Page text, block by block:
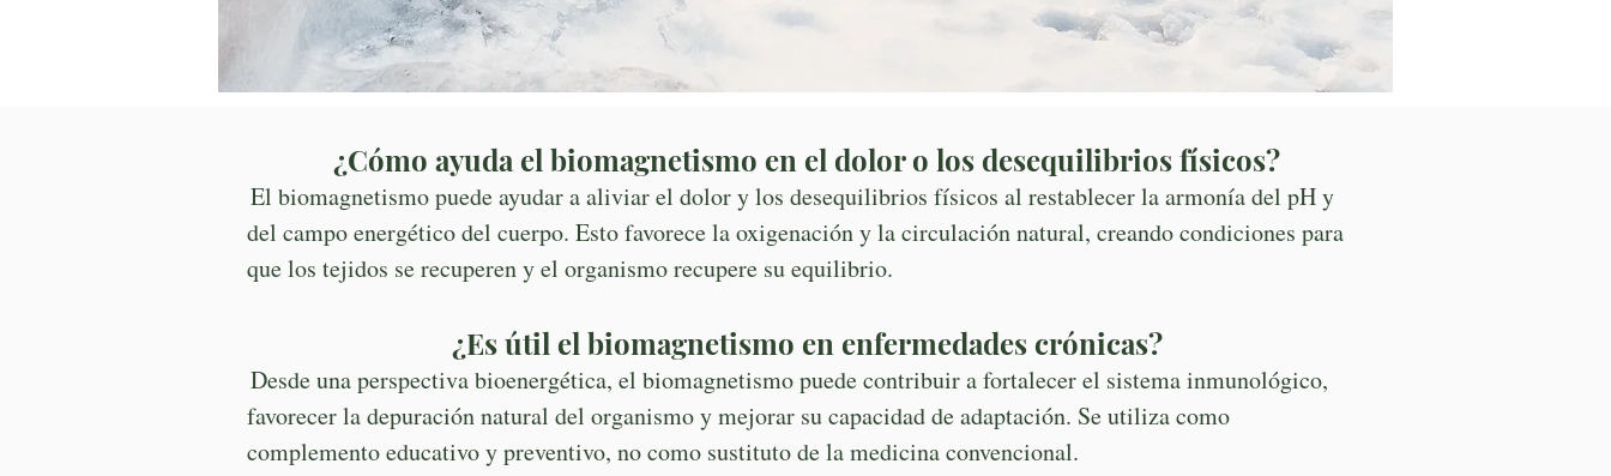
¿Cómo ayuda el biomagnetismo en el dolor o los desequilibrios físicos?
El biomagnetismo puede ayudar a aliviar el dolor y los desequilibrios físicos al restablecer la armonía del pH y
del campo energético del cuerpo. Esto favorece la oxigenación y la circulación natural, creando condiciones para
que los tejidos se recuperen y el organismo recupere su equilibrio.
¿Es útil el biomagnetismo en enfermedades crónicas?
Desde una perspectiva bioenergética, el biomagnetismo puede contribuir a fortalecer el sistema inmunológico,
favorecer la depuración natural del organismo y mejorar su capacidad de adaptación. Se utiliza como
complemento educativo y preventivo, no como sustituto de la medicina convencional.